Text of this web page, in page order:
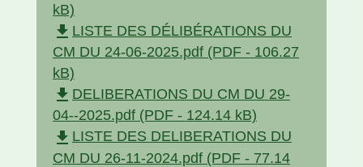
kB)
file_download LISTE DES DÉLIBÉRATIONS DU
CM DU 24-06-2025.pdf (PDF - 106.27
kB)
file_download DELIBERATIONS DU CM DU 29-
04--2025.pdf (PDF - 124.14 kB)
file_download LISTE DES DELIBERATIONS DU
CM DU 26-11-2024.pdf (PDF - 77.14